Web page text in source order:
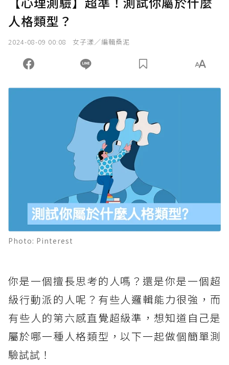
人格類型？
2024-08-09 00:08 女子漾／編輯桑泥
Photo: Pinterest
你是一個擅長思考的人嗎？還是你是一個超
級行動派的人呢？有些人邏輯能力很強，而
有些人的第六感直覺超級準，想知道自己是
屬於哪一種人格類型，以下一起做個簡單測
驗試試！